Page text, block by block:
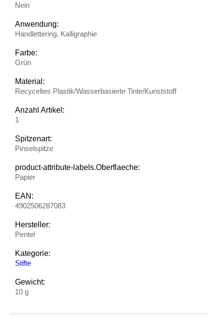
Nein
Anwendung:
Handlettering, Kalligraphie
Farbe:
Grün
Material:
Recyceltes Plastik/Wasserbasierte Tinte/Kunststoff
Anzahl Artikel:
1
Spitzenart:
Pinselspitze
product-attribute-labels.Oberflaeche:
Papier
EAN:
4902506287083
Hersteller:
Pentel
Kategorie:
Stifte
Gewicht:
10 g